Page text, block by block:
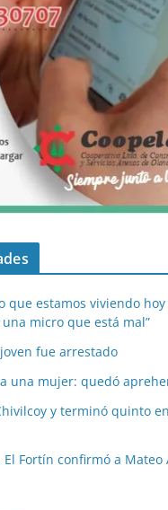
que estamos viviendo
micro que está mal”
fue arrestado
una mujer: quedó
y terminó quinto
El Fortín confirmó a Mateo